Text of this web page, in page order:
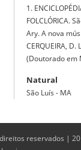
1.
FOLCLÓRICA.
Ary. A nova
CERQUEIRA,
(Doutorado em
Natural
São Luís - MA
reservados |